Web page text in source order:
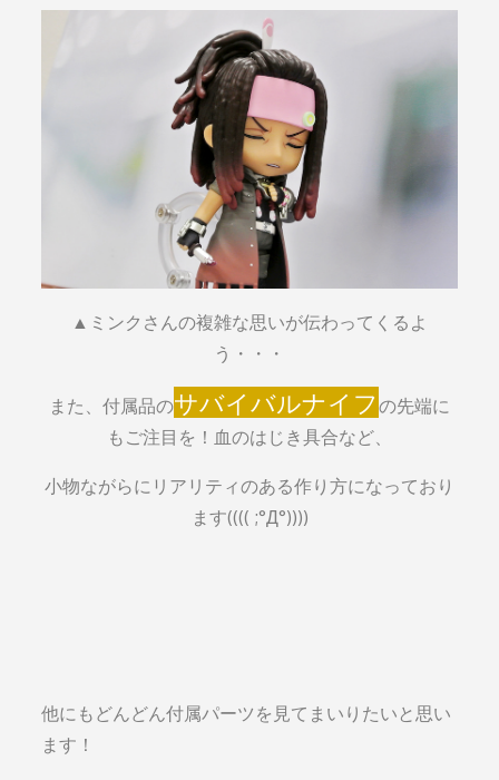
▲ミンクさんの複雑な思いが伝わってくるよ
う・・・
また、付属品のサバイバルナイフの先端に
もご注目を！血のはじき具合など、
小物ながらにリアリティのある作り方になっており
ます(((( ;°Д°))))
他にもどんどん付属パーツを見てまいりたいと思い
ます！